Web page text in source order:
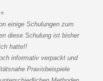
einige Schulungen zum
diese Schulung ist bisher
hatte!!
informativ verpackt und
Praxisbeispiele